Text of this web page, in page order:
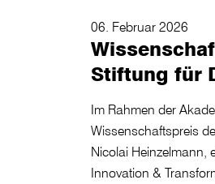
06. Februar 2026
Stiftung für
Im Rahmen der
Wissenschaftspreis
Nicolai Heinzelmann,
Innovation &